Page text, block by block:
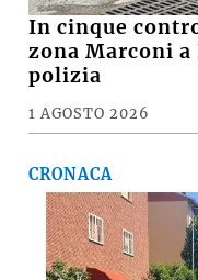
In cinque
zona Marconi
polizia
1 AGOSTO 2026
CRONACA